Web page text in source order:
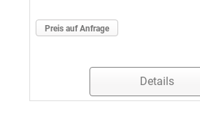
Preis auf Anfrage
Details